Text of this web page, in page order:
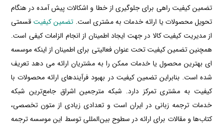
تضمین کیفیت راهی برای جلوگیری از خطا و اشکالات پیش آمده در هنگام
تحویل محصولات یا ارائه خدمات به مشتری است. تضمین کیفیتقسمتی
از مدیریت کیفیت کالا در جهت ایجاد اطمینان از انجام الزامات کیفی است.
همچنین تضمین کیفیت تحت عنوان فعالیتی برای اطمینان از اینکه موسسه
ای بهترین محصول یا خدمات ممکن را به مشتریان ارائه می دهد تعریف
شده است. بنابراین تضمین کیفیت در بهبود فرآیندهای ارائه محصولات با
کیفیت به مشتری تمرکز دارد. شبکه مترجمین اشراق جامع‌ترین شبکه
خدمات ترجمه زبانی در ایران است و تعدادی زیادی از متون تخصصی،
کتاب‌ها و مقالات برای ارائه در سطوح بین‌المللی توسط این موسسه ترجمه